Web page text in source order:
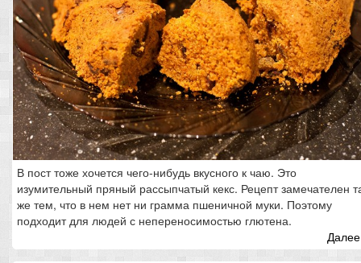
В пост тоже хочется чего-нибудь вкусного к чаю. Это
изумительный пряный рассыпчатый кекс. Рецепт замечателен
же тем, что в нем нет ни грамма пшеничной муки. Поэтому
подходит для людей с непереносимостью глютена.